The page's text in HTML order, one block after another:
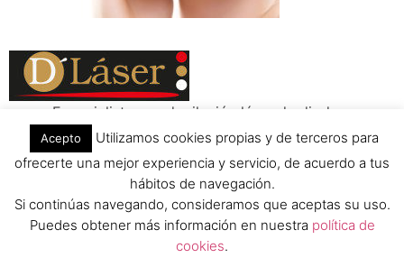
Especialistas en depilación láser de diodo y
tratamientos reductores; láser lipolítico, HIFU, y masajes
drenantes y relajantes
Todos los derechos reservados
Acepto
Utilizamos cookies propias y de terceros para
ofrecerte una mejor experiencia y servicio, de acuerdo a tus
hábitos de navegación.
Si continúas navegando, consideramos que aceptas su uso.
Puedes obtener más información en nuestra política de
cookies.